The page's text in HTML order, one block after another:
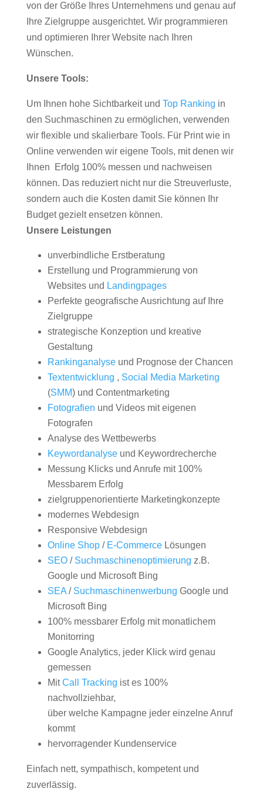
von der Größe Ihres Unternehmens und genau auf
Ihre Zielgruppe ausgerichtet. Wir programmieren
und optimieren Ihrer Website nach Ihren
Wünschen.
Unsere Tools:
Um Ihnen hohe Sichtbarkeit und Top Ranking in
den Suchmaschinen zu ermöglichen, verwenden
wir flexible und skalierbare Tools. Für Print wie in
Online verwenden wir eigene Tools, mit denen wir
Ihnen Erfolg 100% messen und nachweisen
können. Das reduziert nicht nur die Streuverluste,
sondern auch die Kosten damit Sie können Ihr
Budget gezielt ensetzen können.
Unsere Leistungen
unverbindliche Erstberatung
Erstellung und Programmierung von
Websites und Landingpages
Perfekte geografische Ausrichtung auf Ihre
Zielgruppe
strategische Konzeption und kreative
Gestaltung
Rankinganalyseund Prognose der Chancen
Textentwicklung , Social Media Marketing
(SMM) und Contentmarketing
Fotografien und Videos mit eigenen
Fotografen
Analyse des Wettbewerbs
Keywordanalyseund Keywordrecherche
Messung Klicks und Anrufe mit 100%
Messbarem Erfolg
zielgruppenorientierte Marketingkonzepte
modernes Webdesign
Responsive Webdesign
Online Shop/ E-CommerceLösungen
SEO/ Suchmaschinenoptimierung z.B.
Google und Microsoft Bing
SEA/ Suchmaschinenwerbung Google und
Microsoft Bing
100% messbarer Erfolg mit monatlichem
Monitorring
Google Analytics, jeder Klick wird genau
gemessen
MitCall Tracking ist es 100%
nachvollziehbar,
über welche Kampagne jeder einzelne Anruf
kommt
hervorragender Kundenservice
Einfach nett, sympathisch, kompetent und
zuverlässig.